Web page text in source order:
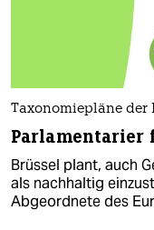
Taxonomiepläne der
Parlamentarier
Brüssel plant, auch
als nachhaltig
Abgeordnete des